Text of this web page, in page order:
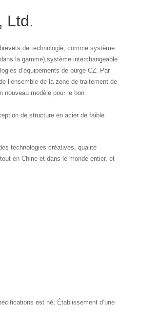
Ltd.
de technologie, comme système
la gamme),système interchangeable
d’équipements de purge CZ. Par
l’ensemble de la zone de traitement de
nouveau modèle pour le bon
de structure en acier de faible
technologies créatives, qualité
en Chine et dans le monde entier, et
est né; Établissement d’une